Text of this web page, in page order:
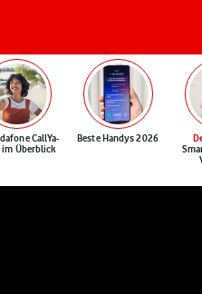
CallYa-
im Überblick
Beste Handys 2026